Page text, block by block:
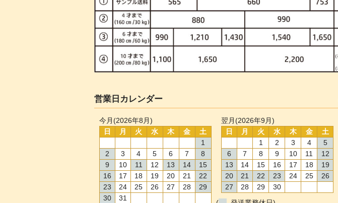
営業日カレンダー
今月(2026年8月)
日
月 火 水 木 金
土
1
2
3 4 5 6 7
8
9
10 11 12 13 14
15
16
17 18 19 20 21
22
23
24 25 26 27 28
29
30
31
翌月(2026年9月)
日
月 火 水 木 金
土
1
2 3 4
5
6
7 8 9 10 11
12
13
14 15 16 17 18
19
20
21 22 23 24 25
26
27
28 29
30